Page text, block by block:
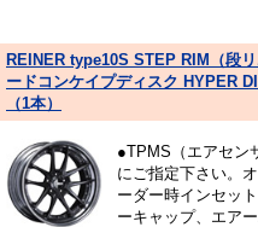
REINER type10S STEP RIM（段
ードコンケイプディスク HYPER
（1本）
●TPMS（エアセン
にご指定下さい。
ーダー時インセッ
ーキャップ、エア